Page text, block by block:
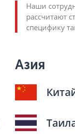
Наши
рассчитают
специфику
Азия